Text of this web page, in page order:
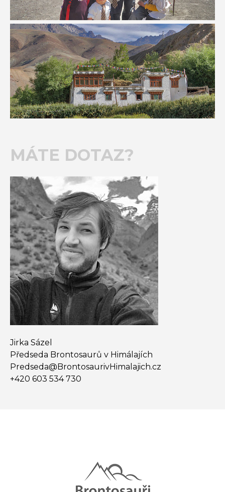
MÁTE DOTAZ?
Jirka Sázel
Předseda Brontosaurů v Himálajích
Predseda@​BrontosaurivHimalajich.cz
+420 603 534 730